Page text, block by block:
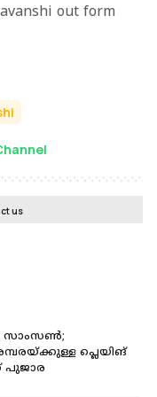
out form
us
സാംസൺ;
പ്ലെയിങ്
പുജാര